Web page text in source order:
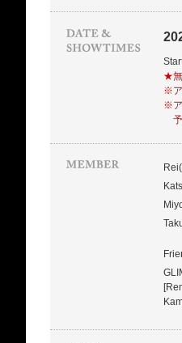
★無
※ア
※ア